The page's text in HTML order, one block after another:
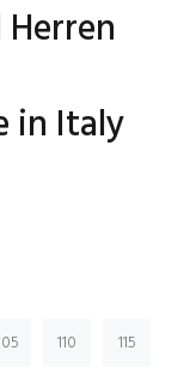
in Italy
110 115